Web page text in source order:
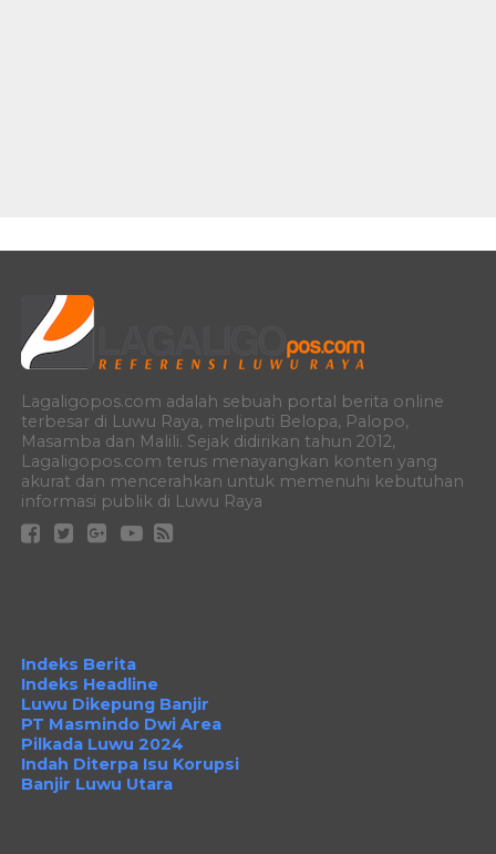
Lagaligopos.com adalah sebuah portal berita online
terbesar di Luwu Raya, meliputi Belopa, Palopo,
Masamba dan Malili. Sejak didirikan tahun 2012,
Lagaligopos.com terus menayangkan konten yang
akurat dan mencerahkan untuk memenuhi kebutuhan
informasi publik di Luwu Raya
Indeks Berita
Indeks Headline
Luwu Dikepung Banjir
PT Masmindo Dwi Area
Pilkada Luwu 2024
Indah Diterpa Isu Korupsi
Banjir Luwu Utara